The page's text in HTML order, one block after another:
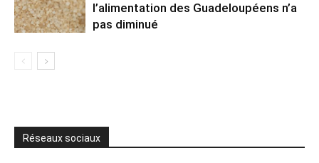
l’alimentation des Guadeloupéens n’a
pas diminué
Réseaux sociaux